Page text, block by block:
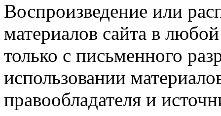
Воспроизведение или
материалов сайта в
только с письменного
использовании
правообладателя и